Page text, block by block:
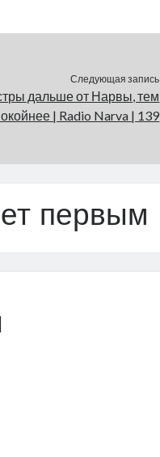
Следующая запись
дальше от Нарвы, тем
| Radio Narva | 139
первым